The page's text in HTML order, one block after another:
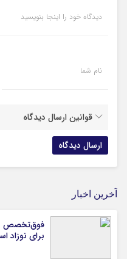
دیدگاه خود را اینجا بنویسید
نام شما
قوانین ارسال دیدگاه
آخرین اخبار
فوق‌تخصص
برای نوزاد